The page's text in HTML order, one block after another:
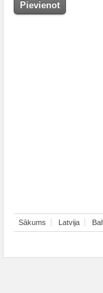
Sākums Latvija